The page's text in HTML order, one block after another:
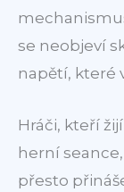
se neobjeví
napětí, které
Hráči, kteří
herní
přesto